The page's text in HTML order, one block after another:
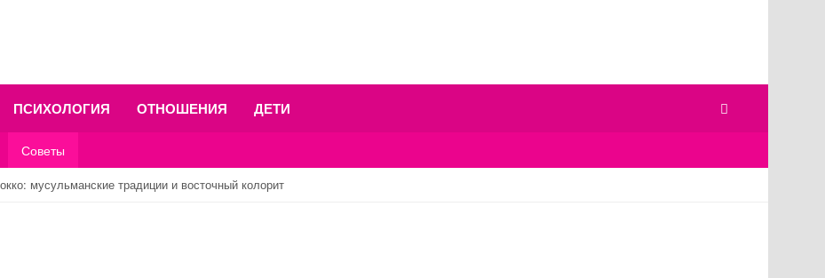
ПСИХОЛОГИЯ ОТНОШЕНИЯ ДЕТИ
Советы
мусульманские традиции и восточный колорит